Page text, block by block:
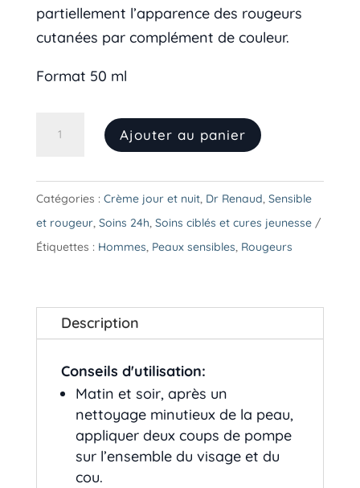
partiellement l’apparence des rougeurs
cutanées par complément de couleur.
Format 50 ml
contrôle
24
h
Ajouter au panier
Catégories : Crème jour et nuit, Dr Renaud, Sensible
et rougeur, Soins 24h, Soins ciblés et cures jeunesse
Étiquettes : Hommes, Peaux sensibles, Rougeurs
Description
Conseils d'utilisation:
Matin et soir, après un
nettoyage minutieux de la peau,
appliquer deux coups de pompe
sur l’ensemble du visage et du
cou.